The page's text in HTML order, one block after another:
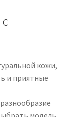
кожи,
и приятные